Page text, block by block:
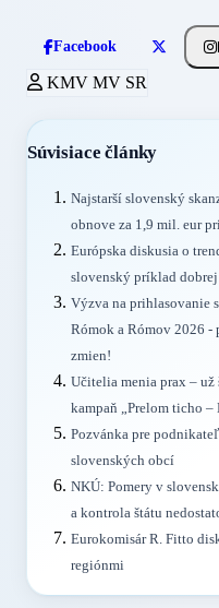
Facebook
KMV MV SR
Súvisiace články
Najstarší slovenský
obnove za 1,9 mil. eur
Európska diskusia o
slovenský príklad
Výzva na prihlasovanie
Rómok a Rómov 2026 -
zmien!
Učitelia menia prax –
kampaň „Prelom ticho –
Pozvánka pre
slovenských obcí
NKÚ: Pomery v
a kontrola štátu
Eurokomisár R. Fitto
regiónmi